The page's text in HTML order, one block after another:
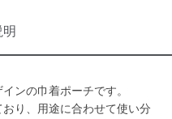
ンの巾着ポーチです。
り、用途に合わせて使い分